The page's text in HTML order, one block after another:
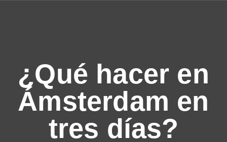
¿Qué hacer en
Ámsterdam en
tres días?